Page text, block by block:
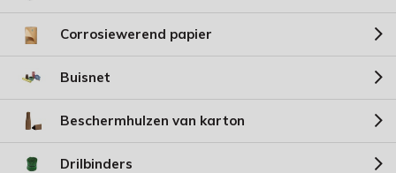
Corrosiewerend papier
Buisnet
Beschermhulzen van karton
Drilbinders